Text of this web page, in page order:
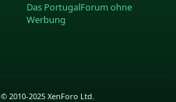
Das PortugalForum ohne
Werbung
© 2010-2025 XenForo Ltd.